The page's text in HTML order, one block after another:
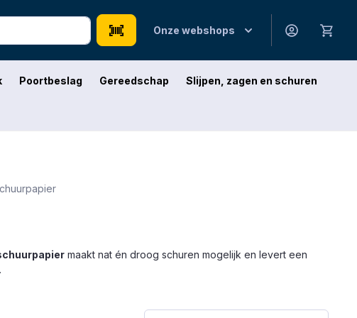
Onze webshops
Poortbeslag Gereedschap Slijpen, zagen en schuren
maakt nat én droog schuren mogelijk en levert een